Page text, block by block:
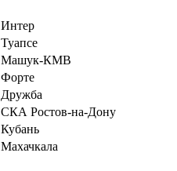
Интер
Туапсе
Машук-КМВ
Форте
Дружба
СКА Ростов-на-Дону
Кубань
Махачкала